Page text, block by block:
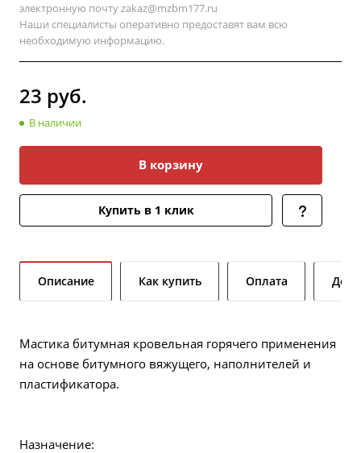
электронную почтуzakaz@mzbm177.ru
Наши специалисты оперативно предоставят вам всю
необходимую информацию.
23 руб.
В наличии
В корзину
Купить в 1 клик
Описание Как купить Оплата
Мастика битумная кровельная горячего применения
на основе битумного вяжущего, наполнителей и
пластификатора.
Назначение: